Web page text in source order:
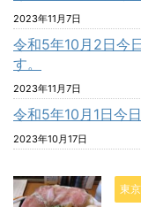
2023年11月7日
令和5年10月2日今
す。
2023年11月7日
令和5年10月1日今
2023年10月17日
東